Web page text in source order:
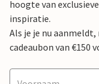
hoogte van
inspiratie.
Als je je nu
cadeaubon van €150